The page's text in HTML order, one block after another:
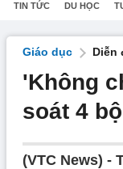
TIN TỨC DU HỌC
Giáo dục Diễn
'Không
soát 4
(VTC News) -